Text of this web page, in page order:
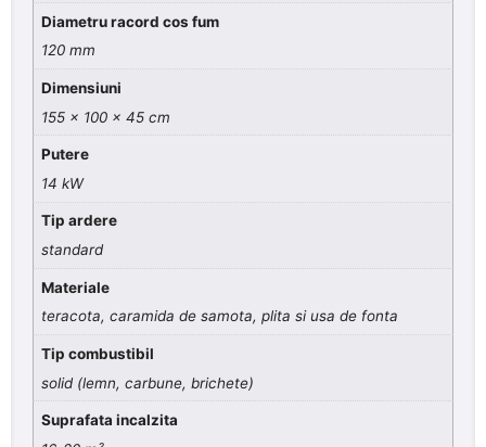
Diametru racord cos fum
120 mm
Dimensiuni
155 x 100 x 45 cm
Putere
14 kW
Tip ardere
standard
Materiale
teracota, caramida de samota, plita si usa de fonta
Tip combustibil
solid (lemn, carbune, brichete)
Suprafata incalzita